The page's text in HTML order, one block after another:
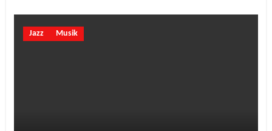
Jazz Musik